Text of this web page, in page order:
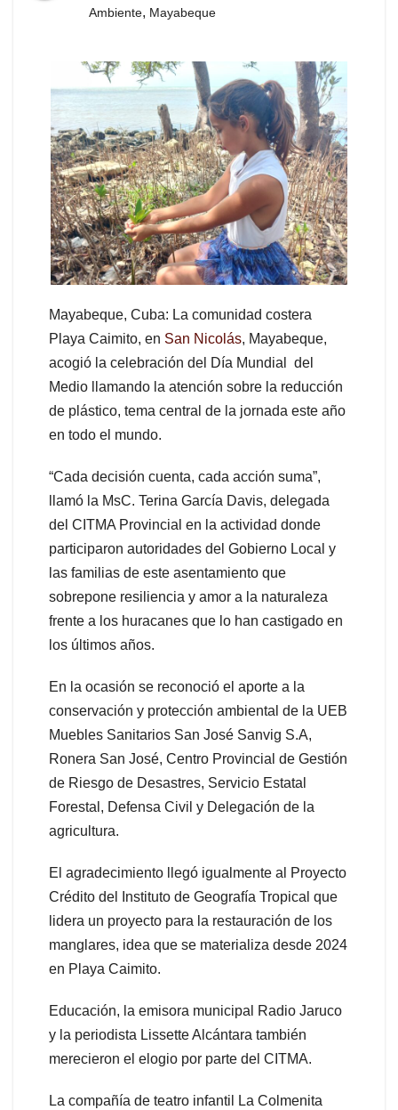
Ambiente, Mayabeque
Mayabeque, Cuba: La comunidad costera
Playa Caimito, en San Nicolás, Mayabeque,
acogió la celebración del Día Mundial del
Medio llamando la atención sobre la reducción
de plástico, tema central de la jornada este año
en todo el mundo.
“Cada decisión cuenta, cada acción suma”,
llamó la MsC. Terina García Davis, delegada
del CITMA Provincial en la actividad donde
participaron autoridades del Gobierno Local y
las familias de este asentamiento que
sobrepone resiliencia y amor a la naturaleza
frente a los huracanes que lo han castigado en
los últimos años.
En la ocasión se reconoció el aporte a la
conservación y protección ambiental de la UEB
Muebles Sanitarios San José Sanvig S.A,
Ronera San José, Centro Provincial de Gestión
de Riesgo de Desastres, Servicio Estatal
Forestal, Defensa Civil y Delegación de la
agricultura.
El agradecimiento llegó igualmente al Proyecto
Crédito del Instituto de Geografía Tropical que
lidera un proyecto para la restauración de los
manglares, idea que se materializa desde 2024
en Playa Caimito.
Educación, la emisora municipal Radio Jaruco
y la periodista Lissette Alcántara también
merecieron el elogio por parte del CITMA.
La compañía de teatro infantil La Colmenita